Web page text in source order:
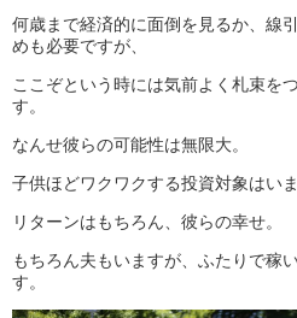
何歳まで経済的に面倒を見るか、線
めも必要ですが、
ここぞという時には気前よく札束を
す。
なんせ彼らの可能性は無限大。
子供ほどワクワクする投資対象はいま
リターンはもちろん、彼らの幸せ。
もちろん夫もいますが、ふたりで稼
す。